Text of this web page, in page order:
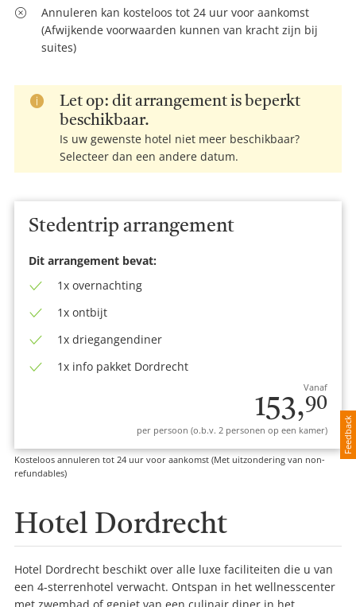
Annuleren kan kosteloos tot 24 uur voor aankomst
(Afwijkende voorwaarden kunnen van kracht zijn bij
suites)
Let op: dit arrangement is beperkt
beschikbaar.
Is uw gewenste hotel niet meer beschikbaar?
Selecteer dan een andere datum.
Stedentrip arrangement
Dit arrangement bevat:
1x overnachting
1x ontbijt
1x driegangendiner
1x info pakket Dordrecht
Vanaf
153,90
per persoon (o.b.v. 2 personen op een kamer)
Kosteloos annuleren tot 24 uur voor aankomst (Met uitzondering van non-
refundables)
Hotel Dordrecht
Hotel Dordrecht beschikt over alle luxe faciliteiten die u van
een 4-sterrenhotel verwacht. Ontspan in het wellnesscenter
Feedback